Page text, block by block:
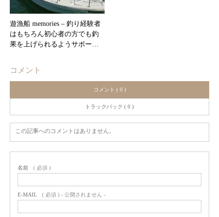
遊漁船 memories – 釣り経験者
はもちろん初心者の方でも釣
果を上げられるようサポー…
コメント
コメント ( 0 )
トラックバック ( 0 )
この記事へのコメントはありません。
名前 ( 必須 )
E-MAIL ( 必須 ) - 公開されません -